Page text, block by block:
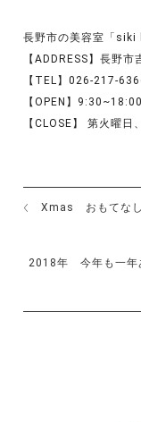
長野市の美容室「siki
【ADDRESS】長野
【TEL】026-217-
【OPEN】9:30~18:00
【CLOSE】 第火曜日
Xmas おもてなし
2018年 今年も一年